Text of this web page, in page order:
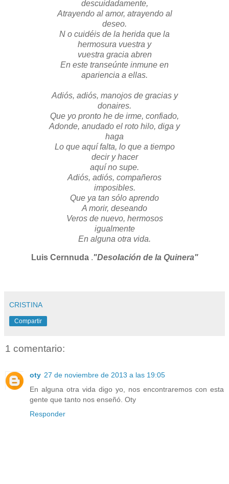
descuidadamente,
Atrayendo al amor, atrayendo al
deseo.
N o cuidéis de la herida que la
hermosura vuestra y
vuestra gracia abren
En este transeúnte inmune en
apariencia a ellas.
Adiós, adiós, manojos de gracias y
donaires.
Que yo pronto he de irme, confiado,
Adonde, anudado el roto hilo, diga y
haga
Lo que aquí falta, lo que a tiempo
decir y hacer
aquí no supe.
Adiós, adiós, compañeros
imposibles.
Que ya tan sólo aprendo
A morir, deseando
Veros de nuevo, hermosos
igualmente
En alguna otra vida.
Luis Cernnuda."Desolación de la Quinera"
CRISTINA
Compartir
1 comentario:
oty 27 de noviembre de 2013 a las 19:05
En alguna otra vida digo yo, nos encontraremos con esta
gente que tanto nos enseñó. Oty
Responder